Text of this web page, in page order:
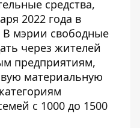
средства,
2022 года в
В мэрии свободные
через жителей
предприятиям,
материальную
с 1000 до 1500